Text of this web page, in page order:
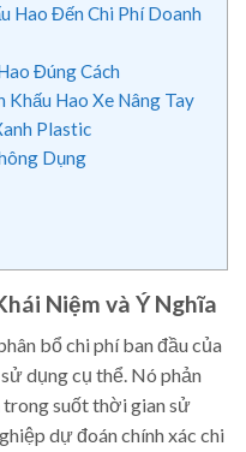
Hao Đến Chi Phí Doanh
Đúng Cách
Khấu Hao Xe Nâng Tay
Plastic
Dụng
Niệm và Ý Nghĩa
bổ chi phí ban đầu của
dụng cụ thể. Nó phản
trong suốt thời gian sử
dự đoán chính xác chi